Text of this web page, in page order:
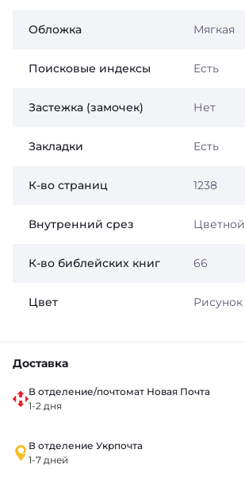
Обложка Мягкая
Поисковые индексы Есть
Застежка (замочек) Нет
Закладки Есть
К-во страниц 1238
Внутренний срез Цветной
К-во библейских книг 66
Цвет Рисунок
Доставка
В отделение/почтомат Новая Почта
1-2 дня
В отделение Укрпочта
1-7 дней